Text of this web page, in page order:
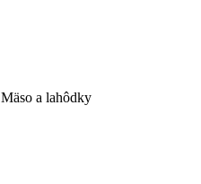
Mäso a lahôdky